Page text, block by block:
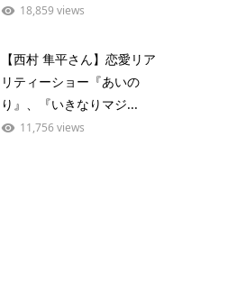
18,859 views
【西村 隼平さん】恋愛リア
リティーショー『あいの
り』、『いきなりマジ...
11,756 views